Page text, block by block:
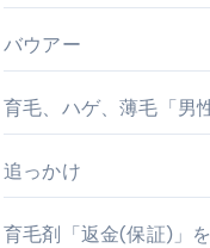
。いま選ばれている新
レ #美容 #健康 #雑
#美容 #健康 #雑学
レ #美容 #健康 #雑
バウアー
育毛、ハゲ、薄毛「男
追っかけ
育毛剤「返金(保証)」